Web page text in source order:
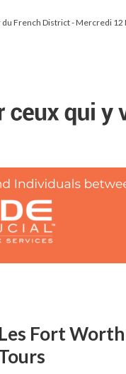
French District - Mercredi 12
Les Fort